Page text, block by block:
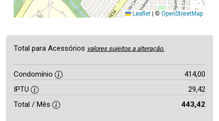
Leaflet | © OpenStreetMap
Total para Acessórios valores sujeitos a alteração.
Condomínio
414,00
IPTU
29,42
Total / Mês
443,42